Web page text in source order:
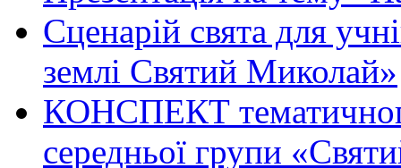
Сценарій свята для
землі Святий Миколай»
КОНСПЕКТ
середньої групи